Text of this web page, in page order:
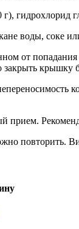
гидрохлорид
воды, соке
от
закрыть крышку
прием.
повторить.